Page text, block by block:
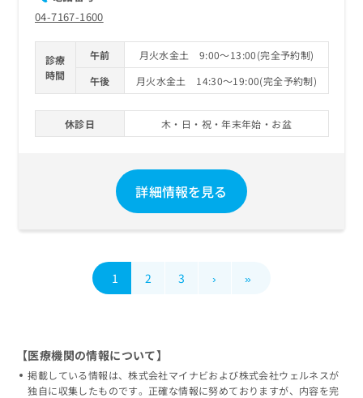
04-7167-1600
診療
時間
午前
月火水金土 9:00～13:00(完全予約制)
午後
月火水金土 14:30～19:00(完全予約制)
休診日 木・日・祝・年末年始・お盆
詳細情報を見る
1 2 3 › »
【医療機関の情報について】
掲載している情報は、株式会社マイナビおよび株式会社ウェルネスが
独自に収集したものです。正確な情報に努めておりますが、内容を完